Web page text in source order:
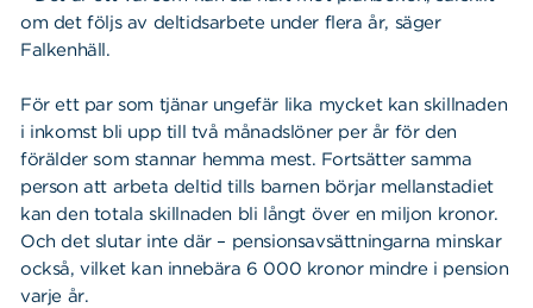
om det följs av deltidsarbete under flera år, säger
Falkenhäll.
För ett par som tjänar ungefär lika mycket kan skillnaden
i inkomst bli upp till två månadslöner per år för den
förälder som stannar hemma mest. Fortsätter samma
person att arbeta deltid tills barnen börjar mellanstadiet
kan den totala skillnaden bli långt över en miljon kronor.
Och det slutar inte där – pensionsavsättningarna minskar
också, vilket kan innebära 6 000 kronor mindre i pension
varje år.